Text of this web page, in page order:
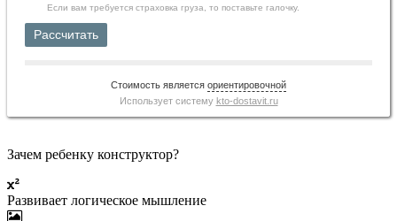
Если вам требуется страховка груза, то поставьте галочку.
Рассчитать
Стоимость является ориентировочной
Использует систему kto-dostavit.ru
Зачем ребенку конструктор?
Развивает логическое мышление